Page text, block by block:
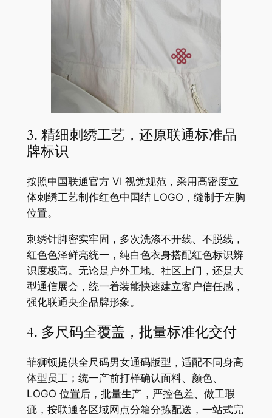
3. 精细刺绣工艺，还原联通标准品
牌标识
按照中国联通官方 VI 视觉规范，采用高密度立
体刺绣工艺制作红色中国结 LOGO，缝制于左胸
位置。
刺绣针脚密实牢固，多次洗涤不开线、不脱线，
红色色泽鲜亮统一，纯白色衣身搭配红色标识辨
识度极高。无论是户外工地、社区上门，还是大
型通信展会，统一着装能快速建立客户信任感，
强化联通央企品牌形象。
4. 多尺码全覆盖，批量标准化交付
菲狮顿提供全尺码男女通码版型，适配不同身高
体型员工；统一产前打样确认面料、颜色、
LOGO 位置后，批量生产，严控色差、做工瑕
疵，按联通各区域网点分箱分拣配送，一站式完